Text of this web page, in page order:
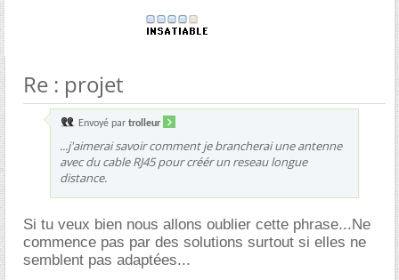
Re : projet
Envoyé par trolleur
...j'aimerai savoir comment je brancherai une antenne
avec du cable RJ45 pour créér un reseau longue
distance.
Si tu veux bien nous allons oublier cette phrase...Ne
commence pas par des solutions surtout si elles ne
semblent pas adaptées...